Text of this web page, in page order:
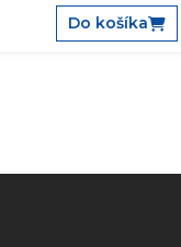
Do košíka